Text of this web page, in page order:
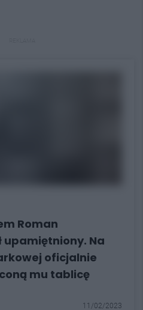
Roman
upamiętniony. Na
oficjalnie
mu tablicę
11/02/2023